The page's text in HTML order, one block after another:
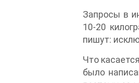
Запросы в
10-20
пишут:
Что
было